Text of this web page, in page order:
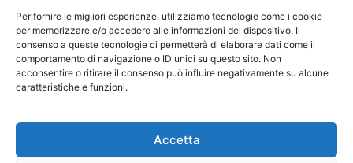
Per fornire le migliori esperienze, utilizziamo tecnologie come i cookie
per memorizzare e/o accedere alle informazioni del dispositivo. Il
consenso a queste tecnologie ci permetterà di elaborare dati come il
comportamento di navigazione o ID unici su questo sito. Non
acconsentire o ritirare il consenso può influire negativamente su alcune
caratteristiche e funzioni.
Accetta
poiché la legge è già intervenuta per limitare
questo tipo di problema, è di 1.000 euro e si
deve presentare una busta paga reale, per
quanto riguarda i privati, e delle referenze
valide per quanto riguarda le aziende. Si tratta
valida alternativa al pagamento cash.
Naturalmente i clienti che usufruiscono di